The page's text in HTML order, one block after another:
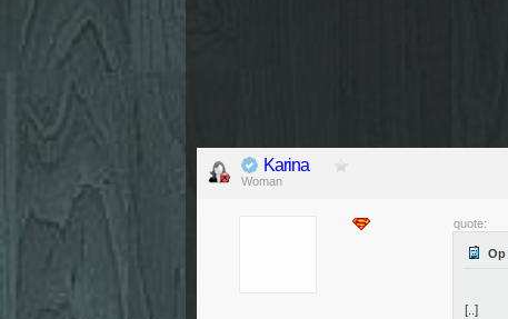
Karina
Woman
quote:
Op
[..]